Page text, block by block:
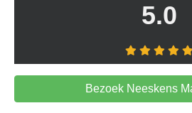
5.0
Bezoek Neeskens